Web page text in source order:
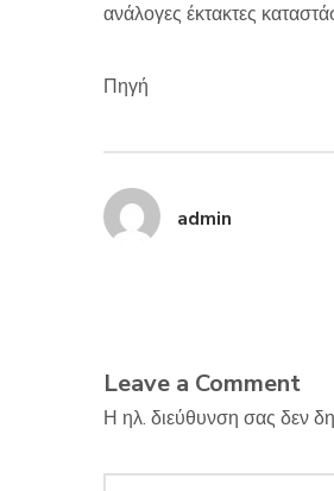
ανάλογες έκτακτες
Πηγή
admin
Leave a Comment
Η ηλ. διεύθυνση σας δεν